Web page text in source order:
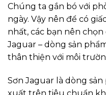
Chúng ta gắn bó với
ngày. Vậy nên để có
nhất, các bạn nên chọn
Jaguar – dòng sản
thân thiện với môi
Sơn Jaguar là dòng sản